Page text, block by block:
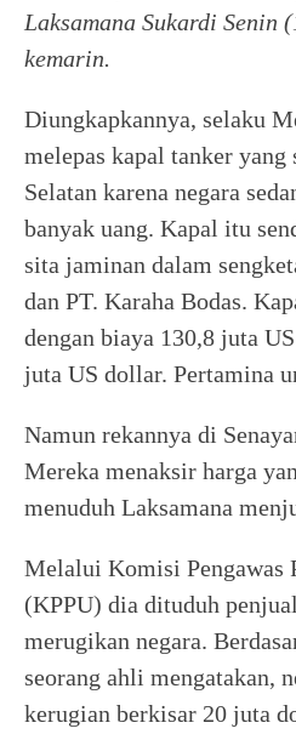
Laksamana Sukardi Senin
kemarin.
Diungkapkannya, selaku
melepas kapal tanker
Selatan karena negara
banyak uang. Kapal itu
sita jaminan dalam
dan PT. Karaha Bodas.
dengan biaya 130,8 juta
juta US dollar. Pertamina
Namun rekannya di
Mereka menaksir harga
menuduh Laksamana
Melalui Komisi Pengawas
(KPPU) dia dituduh
merugikan negara.
seorang ahli mengatakan,
kerugian berkisar 20 juta